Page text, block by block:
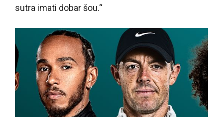
sutra imati dobar šou.“